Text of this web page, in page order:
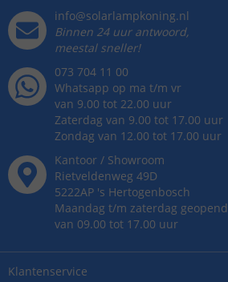
Klantenservice
info@solarlampkoning.nl
Binnen 24 uur antwoord,
meestal sneller!
073 704 11 00
Whatsapp op ma t/m vr
van 9.00 tot 22.00 uur
Zaterdag van 9.00 tot 17.00 uur
Zondag van 12.00 tot 17.00 uur
Kantoor / Showroom
Rietveldenweg 49D
5222AP 's Hertogenbosch
Maandag t/m zaterdag geopend
van 09.00 tot 17.00 uur